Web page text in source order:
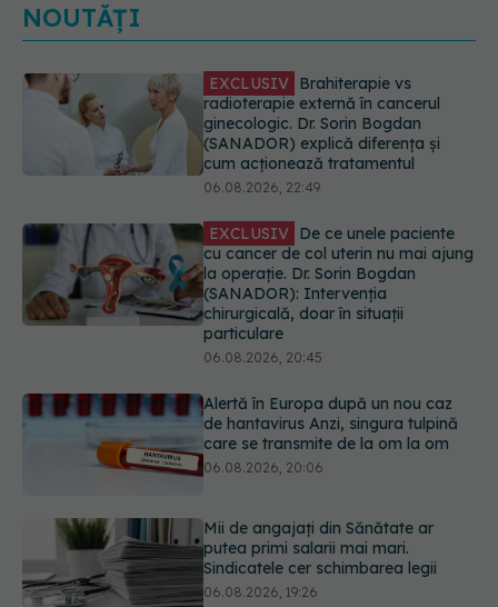
NOUTĂȚI
EXCLUSIV
De ce unele paciente
cu cancer de col uterin nu mai ajung
la operație. Dr. Sorin Bogdan
(SANADOR): Intervenția
chirurgicală, doar în situații
particulare
06.08.2026, 20:45
Alertă în Europa după un nou caz
de hantavirus Anzi, singura tulpină
care se transmite de la om la om
06.08.2026, 20:06
putea primi salarii mai mari.
Sindicatele cer schimbarea legii
06.08.2026, 19:26
care pot fi tratate fără operație. Dr.
Sorin Bogdan (SANADOR): Chirurgia
este indicată doar punctual, pentru
anumite categorii de paciente